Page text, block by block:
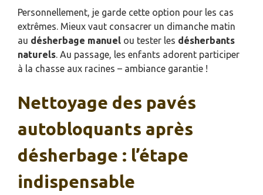
Personnellement, je garde cette option pour les cas
extrêmes. Mieux vaut consacrer un dimanche matin
au désherbage manuel ou tester les désherbants
naturels. Au passage, les enfants adorent participer
à la chasse aux racines – ambiance garantie !
Nettoyage des pavés
autobloquants après
désherbage : l’étape
indispensable